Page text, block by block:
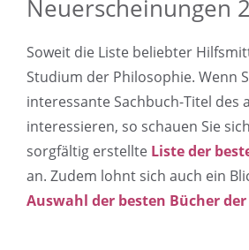
Neuerscheinungen
Soweit die Liste beliebter
Studium der Philosophie. Wenn
interessante Sachbuch-Titel des
interessieren, so schauen Sie
sorgfältig erstellte Liste der
an. Zudem lohnt sich auch ein
Auswahl der besten Bücher